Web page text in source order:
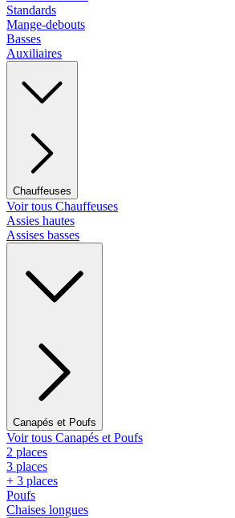
Standards
Mange-debouts
Basses
Auxiliaires
Chauffeuses
Voir tous Chauffeuses
Assies hautes
Assises basses
Canapés et Poufs
Voir tous Canapés et Poufs
2 places
3 places
+ 3 places
Poufs
Chaises longues